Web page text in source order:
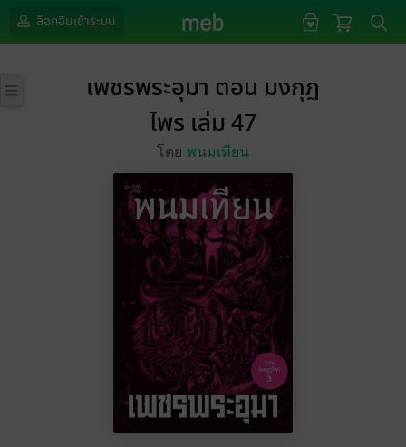
ล็อกอินเข้าระบบ
เพชรพระอุมา ตอน มงกุฏ
ไพร เล่ม 47
โดย พนมเทียน